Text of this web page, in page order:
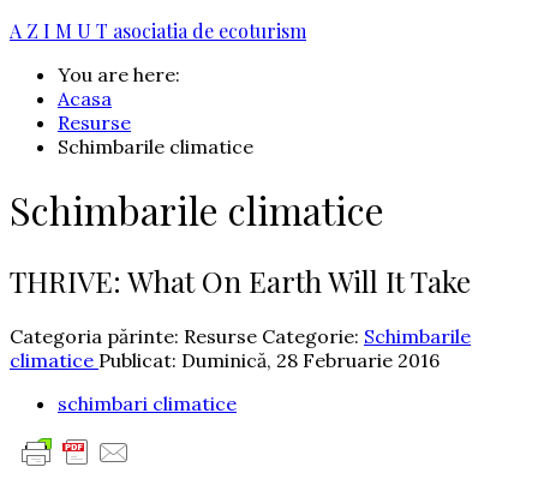
A Z I M U T asociatia de ecoturism
You are here:
Acasa
Resurse
Schimbarile climatice
Schimbarile climatice
THRIVE: What On Earth Will It Take
Categoria părinte: Resurse Categorie: Schimbarile
climatice Publicat: Duminică, 28 Februarie 2016
schimbari climatice